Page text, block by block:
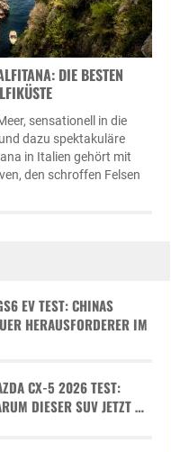
DIE BESTEN H
sensationell in die
dazu spektakuläre
in Italien gehört mit
den schroffen Felsen
EV TEST: CHINAS
HERAUSFORDERER IM
CX-5 2026 TEST:
DIESER SUV JETZT …